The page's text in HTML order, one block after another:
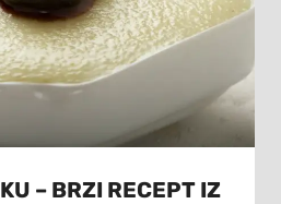
– BRZI RECEPT IZ